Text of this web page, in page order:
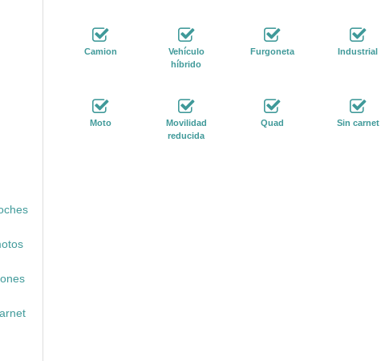
Camion
Vehículo
híbrido
Furgoneta Industrial
Moto
Movilidad
reducida
Quad Sin carnet